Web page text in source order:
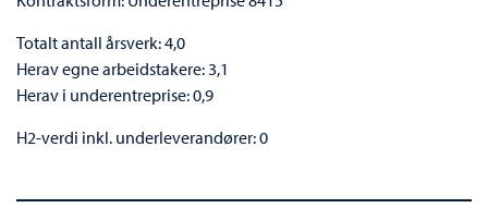
Totalt antall årsverk: 4,0
Herav egne arbeidstakere: 3,1
Herav i underentreprise: 0,9
H2-verdi inkl. underleverandører: 0